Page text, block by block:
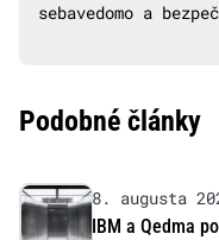
sebavedomo a
Podobné články
8. augusta
IBM a Qedma